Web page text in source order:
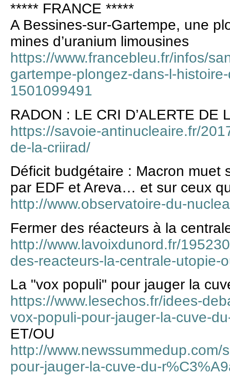
***** FRANCE *****
A Bessines-sur-Gartempe, une
mines d’uranium limousines
https://www.francebleu.fr/infos/
gartempe-plongez-dans-l-
1501099491
RADON : LE CRI D’ALERTE DE
https://savoie-antinucleaire.fr/
de-la-criirad/
Déficit budgétaire : Macron muet
par EDF et Areva… et sur ceux
http://www.observatoire-du-
Fermer des réacteurs à la
http://www.lavoixdunord.fr/
des-reacteurs-la-centrale-utopie-
La "vox populi" pour jauger la
https://www.lesechos.fr/idees-
vox-populi-pour-jauger-la-cuve-
ET/OU
http://www.newssummedup.com/
pour-jauger-la-cuve-du-